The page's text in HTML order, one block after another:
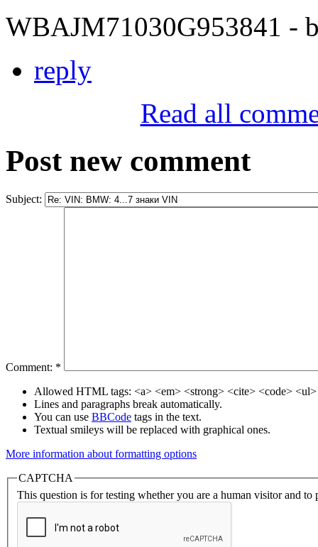
WBAJM71030G953841 -
reply
Read all
Post new comment
Subject:
Comment: *
Allowed HTML tags: <a> <em> <strong> <cite> <code>
Lines and paragraphs break automatically.
You can use BBCode tags in the text.
Textual smileys will be replaced with graphical ones.
More information about formatting options
CAPTCHA
This question is for testing whether you are a human visitor and to